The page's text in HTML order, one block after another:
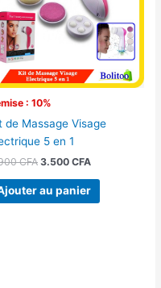
: 10%
de Massage Visage
5 en 1
CFA 3.500 CFA
au panier